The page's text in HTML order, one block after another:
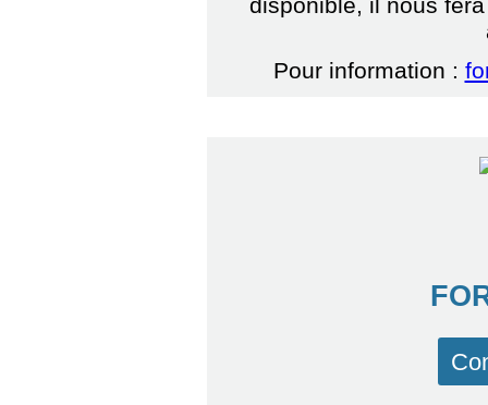
Pour information :